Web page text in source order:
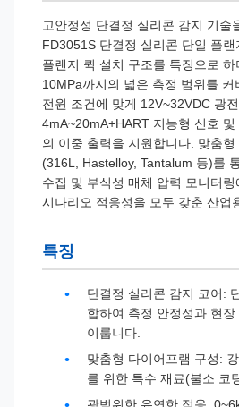
고안정성 단결정 실리콘 감지 기술
FD3051S 단결정 실리콘 단일 플
플랜지 퀵 설치 구조를 특징으로 하
10MPa까지의 넓은 측정 범위를
전원 조건에 맞게 12V~32VDC 광
4mA~20mA+HART 지능형 신호
의 이중 출력을 지원합니다. 맞춤형
(316L, Hastelloy, Tantalum 등)를
수집 및 부식성 매체 압력 모니터
시나리오 적응성을 모두 갖춘 산업
특징
단결정 실리콘 감지 코어:
합하여 측정 안정성과 현
이룹니다.
맞춤형 다이어프램 구성:
를 위한 특수 재료(불소 코